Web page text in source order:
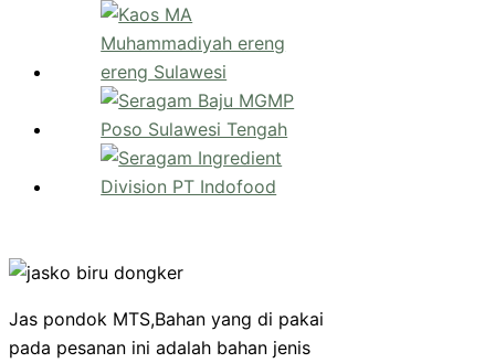
Jas pondok MTS,Bahan yang di pakai
pada pesanan ini adalah bahan jenis